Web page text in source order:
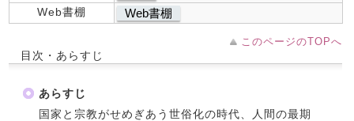
Web書棚 Web書棚
このページのTOPへ
目次・あらすじ
あらすじ
国家と宗教がせめぎあう世俗化の時代、人間の最期